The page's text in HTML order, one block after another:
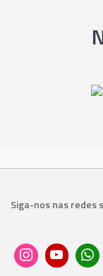
Siga-nos nas redes